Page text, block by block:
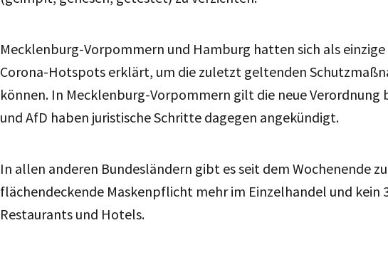
Mecklenburg-Vorpommern und Hamburg hatten sich als einzige
Corona-Hotspots erklärt, um die zuletzt geltenden
können. In Mecklenburg-Vorpommern gilt die neue Verordnung
und AfD haben juristische Schritte dagegen angekündigt.
In allen anderen Bundesländern gibt es seit dem Wochenende
flächendeckende Maskenpflicht mehr im Einzelhandel und kein
Restaurants und Hotels.